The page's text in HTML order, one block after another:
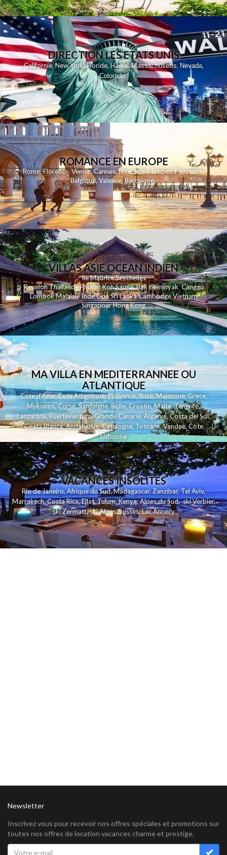
DIRECTION LES ETATS UNIS
Californie,New York,Floride,Hawai,Massachusetts, Nevada,
Colorado,
ROMANCE EN EUROPE
Rome,Florence,Venise,Cannes,Nice,Saint Tropez,Provence,
Belgique,Valence,Barcelone,
VILLAS ASIE OCEAN INDIEN
Ile MauriceSeychelles
ReunionThailandePhuketKohSamui Bali SeminyakCanggu
LombokMalaisieIndeGoaSri LankaCambodgeVietnam
SingapourHong Kong
MA VILLA EN MEDITERRANNEE OU
ATLANTIQUE
Cote d'Azur,Cote Atlantique,Provence,Ibiza,Majorque,Grece,
Mykonos,Corse,Sardaigne,Sicile,Croatie,Malte,Tenerife,
Lanzarote,Fuerteventura,Grande Canarie,Algarve,Costa del Sol,
Costa Blanca,Andalousie,Catalogne,Toscane,Vendee,Cote
Lisbonne
VACANCES INSOLITES
Rio de Janeiro,Afrique du Sud,Madagascar,Zanzibar,Tel Aviv,
Marrakech,Costa Rica,Eilat,Tulum,Kenya,Alpes du Sud,ski Verbier,
ski Zermatt,ski Alpes Suisses,Lac Annecy
Newsletter
Inscrivez vous pour recevoir nos offres spéciales et promotions sur
toutes nos offres de location vacances charme et prestige.